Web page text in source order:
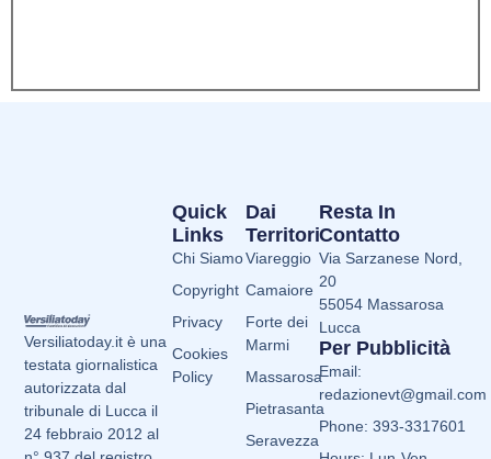
Versiliatoday.it è una
testata giornalistica
autorizzata dal
tribunale di Lucca il
24 febbraio 2012 al
Dai
Territori
Viareggio
Camaiore
Forte dei
Marmi
Massarosa
Pietrasanta
Seravezza
Quick
Links
Chi Siamo
Copyright
Privacy
Cookies
Policy
Resta In
Contatto
Via Sarzanese Nord,
20
55054 Massarosa
Lucca
Per Pubblicità
Email:
redazionevt@gmail.com
Phone: 393-3317601